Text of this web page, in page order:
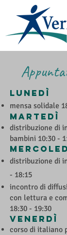
lUNEDì
mensa solidale
martedì
distribuzione di
bambini 10:30 -
distribuzione di
- 18:15
incontro di
con lettura e
18:30 - 19:30
Venerdì
corso di italiano